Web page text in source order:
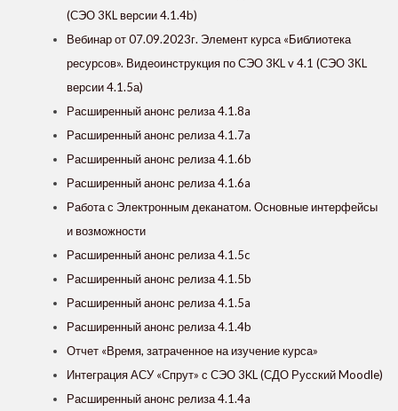
(СЭО 3КL версии 4.1.4b)
Вебинар от 07.09.2023г. Элемент курса «‎Библиотека
ресурсов»‎. Видеоинструкция по СЭО 3KL v 4.1 (СЭО 3КL
версии 4.1.5а)
Расширенный анонс релиза 4.1.8a
Расширенный анонс релиза 4.1.7a
Расширенный анонс релиза 4.1.6b
Расширенный анонс релиза 4.1.6a
Работа с Электронным деканатом. Основные интерфейсы
и возможности
Расширенный анонс релиза 4.1.5c
Расширенный анонс релиза 4.1.5b
Расширенный анонс релиза 4.1.5a
Расширенный анонс релиза 4.1.4b
Отчет «Время, затраченное на изучение курса»
Интеграция АСУ «Спрут» с СЭО 3KL (СДО Русский Moodle)
Расширенный анонс релиза 4.1.4a